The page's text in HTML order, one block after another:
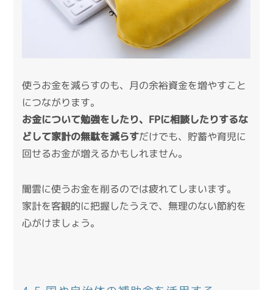
使うお金を減らすのも、月の余裕資金を増やすこと
につながります。
お金について勉強をしたり、FPに相談したりするな
どして家計の無駄を減らすだけでも、貯蓄や育児に
回せるお金が増えるかもしれません。
闇雲に使うお金を削るのでは疲れてしまいます。
家計を客観的に把握したうえで、無理のない節約を
心がけましょう。